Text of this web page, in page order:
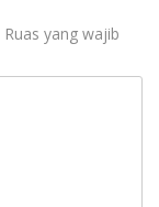
Ruas yang wajib